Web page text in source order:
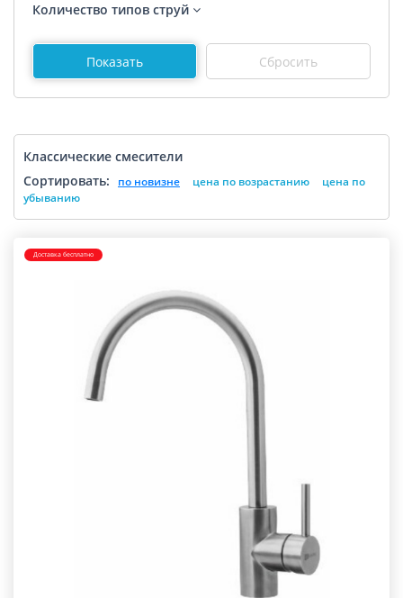
Количество типов струй
Классические смесители
Сортировать:
по новизне цена по возрастанию
цена по
убыванию
Доставка бесплатно